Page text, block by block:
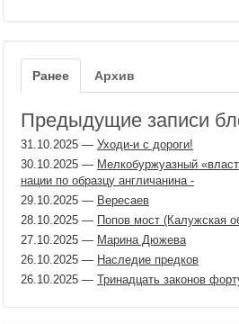
Ранее Архив
Предыдущие записи
31.10.2025 — Уходи-и с дороги!
30.10.2025 — Мелкобуржуазный
нации по образцу англичанина -
29.10.2025 — Вересаев
28.10.2025 — Попов мост (Калужская
27.10.2025 — Марина Дюжева
26.10.2025 — Наследие предков
26.10.2025 — Тринадцать законов